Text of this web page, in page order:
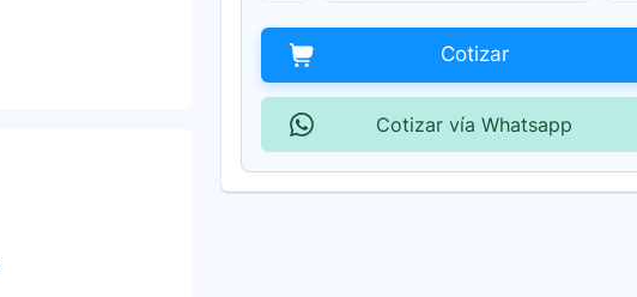
Cotizar
Cotizar vía Whatsapp